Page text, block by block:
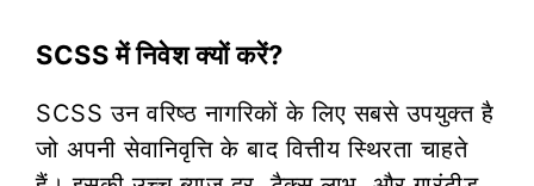
SCSS में निवेश क्यों करें?
SCSS उन वरिष्ठ नागरिकों के लिए सबसे उपयुक्त है
जो अपनी सेवानिवृत्ति के बाद वित्तीय स्थिरता चाहते